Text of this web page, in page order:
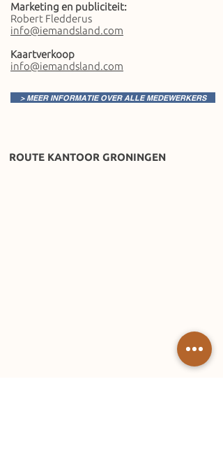
Marketing en publiciteit:
Robert Fledderus
info@iemandsland.com
Kaartverkoop
info@iemandsland.com
> MEER INFORMATIE OVER ALLE MEDEWERKERS
ROUTE KANTOOR GRONINGEN